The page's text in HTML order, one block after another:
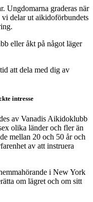
Ungdomarna graderas när
delar ut aikidoförbundets
eller åkt på något läger
att dela med dig av
intresse
av Vanadis Aikidoklubb
olika länder och fler än
mellan 20 och 50 år och
av att instruera
i New York
om lägret och om sitt